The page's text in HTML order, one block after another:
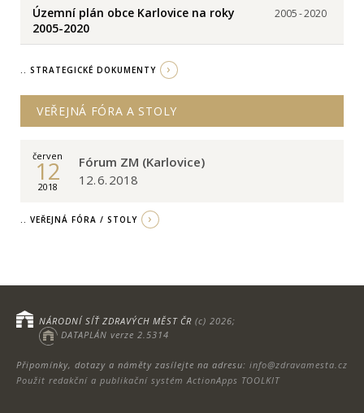
Územní plán obce Karlovice na roky
2005-2020
2005-2020
.. STRATEGICKÉ DOKUMENTY
VEŘEJNÁ FÓRA A STOLY
červen
12
2018
Fórum ZM (Karlovice)
12. 6. 2018
.. VEŘEJNÁ FÓRA / STOLY
Připomínky, dotazy a náměty zasílejte na adresu: info@zdravamesta.cz
Použit redakční a publikační systém ActionApps TOOLKIT
NÁRODNÍ SÍŤ ZDRAVÝCH MĚST ČR (c) 2026;
DATAPLÁN verze 2.5314